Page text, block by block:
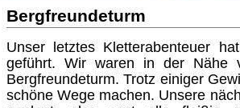
Bergfreundeturm
Unser letztes Kletterabenteuer
geführt. Wir waren in der Nähe
Bergfreundeturm. Trotz einiger
schöne Wege machen. Unsere